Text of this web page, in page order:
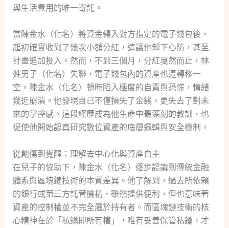
與生活費用的唯一寄託。
當陳金水（化名）將資金轉入對方指定的電子錢包後，
起初確實收到了幾次小額分紅，這讓他卸下心防，甚至
計畫追加投入。然而，不到三個月，分紅戛然而止，林
姓男子（化名）失聯，電子錢包內的資產也遭轉移一
空。陳金水（化名）頓時陷入極度的自責與恐慌，情緒
幾近崩潰。他發現自己不僅損失了金錢，更失去了對未
來的掌控感。這段經歷成為他生命中最深刻的教訓，也
促使他開始認真研究數位資產的底層邏輯與安全機制。
從創傷到覺醒：理解去中心化與資產自主
在兒子的協助下，陳金水（化名）逐步認識到傳統金融
體系與區塊鏈技術的本質差異。他了解到，過去所依賴
的銀行或第三方託管機構，雖然提供便利，但也意味著
資產的控制權並不完全屬於持有者。而區塊鏈技術的核
心精神在於「私鑰即所有權」，唯有妥善保管私鑰，才